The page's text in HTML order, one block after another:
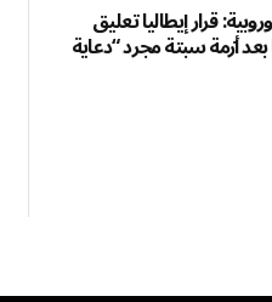
قرار إيطاليا تعليق
أزمة سبتة مجرد “دعاية